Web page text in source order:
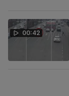
00:42